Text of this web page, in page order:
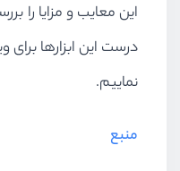
این معایب و مزایا را
درست این ابزارها برای
نماییم.
منبع